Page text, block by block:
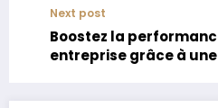
Next post
Boostez la
entreprise grâce à